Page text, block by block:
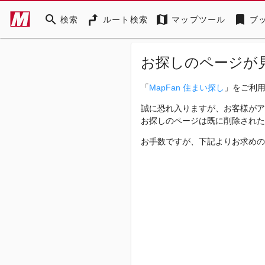
search 検索 ルート検索 map マップツール bookmark ブ
お探しのページが
「MapFan 住まい探し 」をご利
誠に恐れ入りますが、お客様が
お探しのページは既に削除され
お手数ですが、下記よりお求め